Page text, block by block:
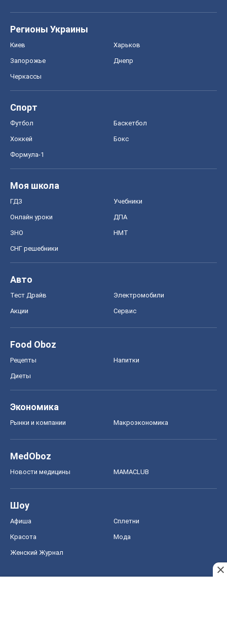
Регионы Украины
Киев Харьков
Запорожье Днепр
Черкассы
Спорт
Футбол Баскетбол
Хоккей Бокс
Формула-1
Моя школа
ГДЗ Учебники
Онлайн уроки ДПА
ЗНО НМТ
СНГ решебники
Авто
Тест Драйв Электромобили
Акции Сервис
Food Oboz
Рецепты Напитки
Диеты
Экономика
Рынки и компании Mакроэкономика
MedOboz
Новости медицины MAMACLUB
Шоу
Афиша Сплетни
Красота Мода
Женский Журнал